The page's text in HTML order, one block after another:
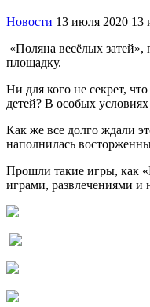
Новости 13 июля 2020 13
«Поляна весёлых
площадку.
Ни для кого не секрет,
детей? В особых
Как же все долго ждали
наполнилась
Прошли такие игры, как
играми, развлечениями